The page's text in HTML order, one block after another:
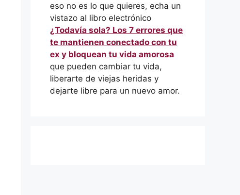
eso no es lo que quieres, echa un
vistazo al libro electrónico
¿Todavía sola? Los 7 errores que
te mantienen conectado con tu
ex y bloquean tu vida amorosa
que pueden cambiar tu vida,
liberarte de viejas heridas y
dejarte libre para un nuevo amor.